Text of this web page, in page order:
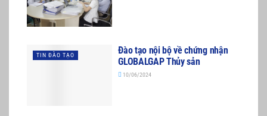
TIN ĐÀO TẠO
Đào tạo nội bộ về chứng nhận
GLOBALGAP Thủy sản
10/06/2024